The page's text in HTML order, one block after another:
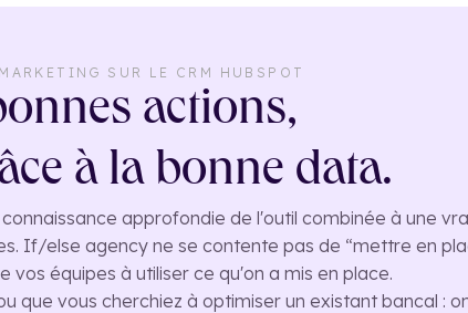
SUR LE CRM HUBSPOT
actions,
à la bonne data.
approfondie de l'outil combinée à une
If/else agency ne se contente pas de “mettre en
équipes à utiliser ce qu'on a mis en place.
que vous cherchiez à optimiser un existant bancal :